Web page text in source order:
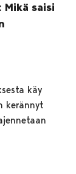
saisi
käy
kerännyt